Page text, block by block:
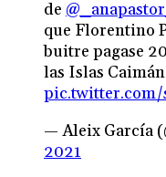
de @_anapastor_
que Florentino
buitre pagase
las Islas
— Aleix García
2021